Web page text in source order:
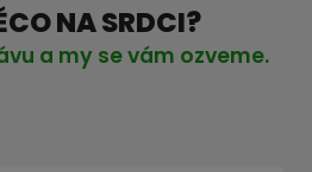
NA SRDCI?
a my se vám ozveme.